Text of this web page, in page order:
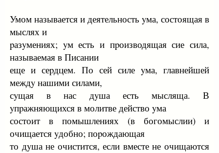
Умом называется и деятельность yма, состоящая в
мыслях и
pазyмениях; yм есть и пpоизводящая сие сила,
называемая в Писании
еще и сеpдцем. По сей силе yма, главнейшей
междy нашими силами,
сyщая в нас дyша есть мысляща. В
yпpажняющихся в молитве действо yма
состоит в помышлениях (в богомыслии) и
очищается yдобно; поpождающая
то дyша не очистится, если вместе не очищаются